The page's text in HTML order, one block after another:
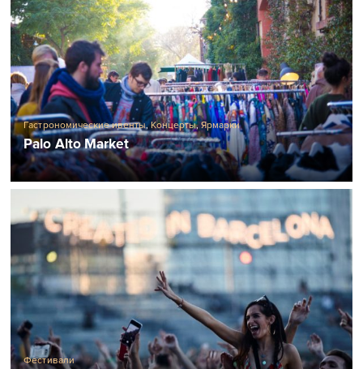
Гастрономические ивенты,Концерты,Ярмарки
Palo Alto Market
Фестивали